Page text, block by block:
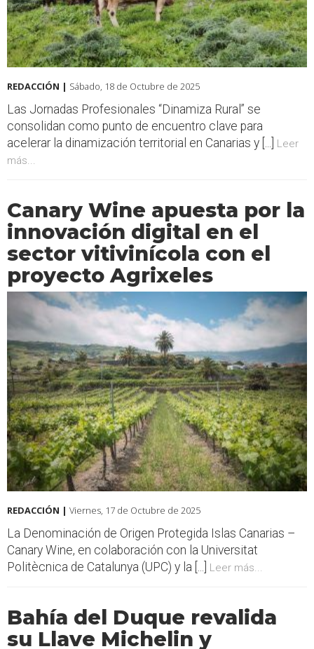
REDACCIÓN | Sábado, 18 de Octubre de 2025
Las Jornadas Profesionales “Dinamiza Rural” se
consolidan como punto de encuentro clave para
acelerar la dinamización territorial en Canarias y [...]
Leer
más...
Canary Wine apuesta por la
innovación digital en el
sector vitivinícola con el
proyecto Agrixeles
REDACCIÓN | Viernes, 17 de Octubre de 2025
La Denominación de Origen Protegida Islas Canarias –
Canary Wine, en colaboración con la Universitat
Politècnica de Catalunya (UPC) y la [...] Leer más...
Bahía del Duque revalida
su Llave Michelin y